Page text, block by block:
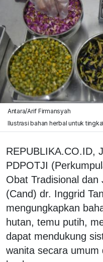
Antara/Arif Firmansyah
Ilustrasi bahan herbal untuk
REPUBLIKA.CO.ID,
PDPOTJI
Obat Tradisional dan
(Cand) dr. Inggrid
mengungkapkan
hutan, temu putih,
dapat mendukung
wanita secara umum